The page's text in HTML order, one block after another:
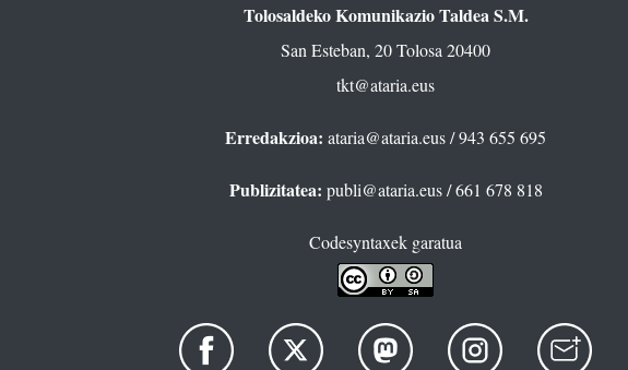
Tolosaldeko Komunikazio Taldea S.M.
San Esteban, 20 Tolosa 20400
tkt@ataria.eus
Erredakzioa: ataria@ataria.eus/ 943 655 695
Publizitatea: publi@ataria.eus/ 661 678 818
Codesyntaxek garatua